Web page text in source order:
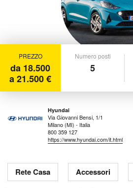
PREZZO
da 18.500
a 21.500 €
Numero posti
5
Hyundai
Via Giovanni Bensi, 1/1
Milano (MI) - Italia
800 359 127
https://www.hyundai.com/it.html
Rete Casa Accessori